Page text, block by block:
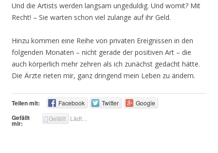
Und die Artists werden langsam ungeduldig. Und womit? Mit
Recht! – Sie warten schon viel zulange auf ihr Geld.
Hinzu kommen eine Reihe von privaten Ereignissen in den
folgenden Monaten – nicht gerade der positiven Art – die
auch körperlich mehr zehren als ich zunächst gedacht hätte.
Die Ärzte rieten mir, ganz dringend mein Leben zu ändern.
Teilen mit: Facebook Twitter Google
Gefällt
mir:
Gefällt Lädt…